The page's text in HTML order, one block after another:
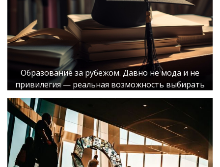
Образование за рубежом. Давно не мода и не
привилегия — реальная возможность выбирать